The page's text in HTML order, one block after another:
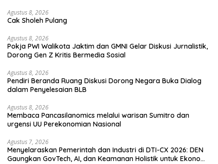
Agustus 8, 2026
Cak Sholeh Pulang
Agustus 8, 2026
Pokja PWI Walikota Jaktim dan GMNI Gelar Diskusi Jurnalistik,
Dorong Gen Z Kritis Bermedia Sosial
Agustus 8, 2026
Pendiri Beranda Ruang Diskusi Dorong Negara Buka Dialog
dalam Penyelesaian BLB
Agustus 8, 2026
Membaca Pancasilanomics melalui warisan Sumitro dan
urgensi UU Perekonomian Nasional
Agustus 7, 2026
Menyelaraskan Pemerintah dan Industri di DTI-CX 2026: DEN
Gaungkan GovTech, AI, dan Keamanan Holistik untuk Ekonomi